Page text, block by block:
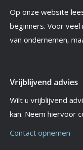
Op onze website
beginners. Voor
van ondernemen,
Vrijblijvend advies
Wilt u vrijblijvend
kan. Neem hiervoor
Contact opnemen